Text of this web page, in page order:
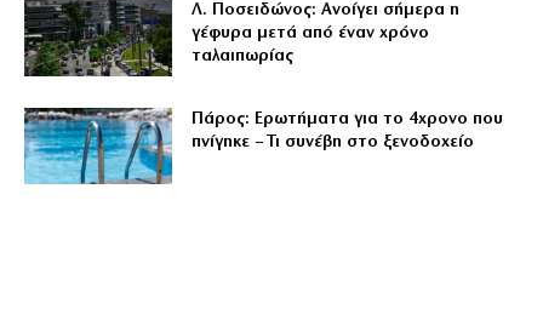
Λ. Ποσειδώνος: Ανοίγει σήμερα η
γέφυρα μετά από έναν χρόνο
ταλαιπωρίας
Πάρος: Ερωτήματα για το 4χρονο που
πνίγηκε – Τι συνέβη στο ξενοδοχείο